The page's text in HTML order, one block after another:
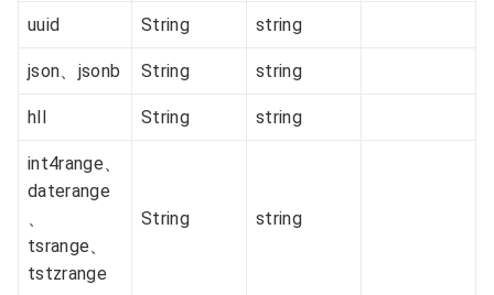
uuid String string
json、jsonb String string
hll String string
int4range、
daterange
tsrange、
tstzrange
String string